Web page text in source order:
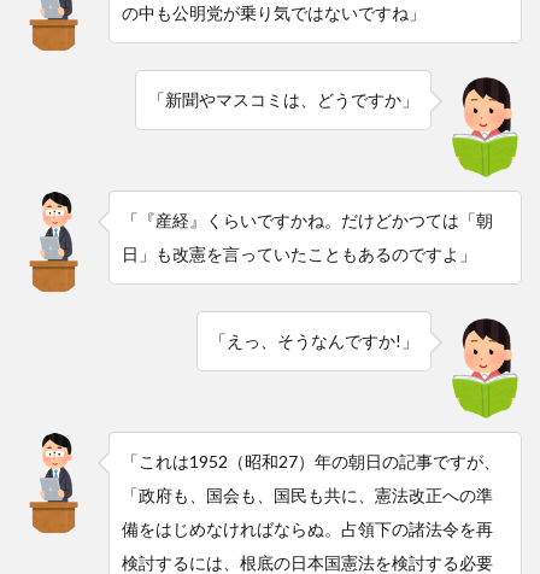
の中も公明党が乗り気ではないですね」
「新聞やマスコミは、どうですか」
「『産経』くらいですかね。だけどかつては「朝
日」も改憲を言っていたこともあるのですよ」
「えっ、そうなんですか!」
「これは1952（昭和27）年の朝日の記事ですが、
「政府も、国会も、国民も共に、憲法改正への準
備をはじめなければならぬ。占領下の諸法令を再
検討するには、根底の日本国憲法を検討する必要